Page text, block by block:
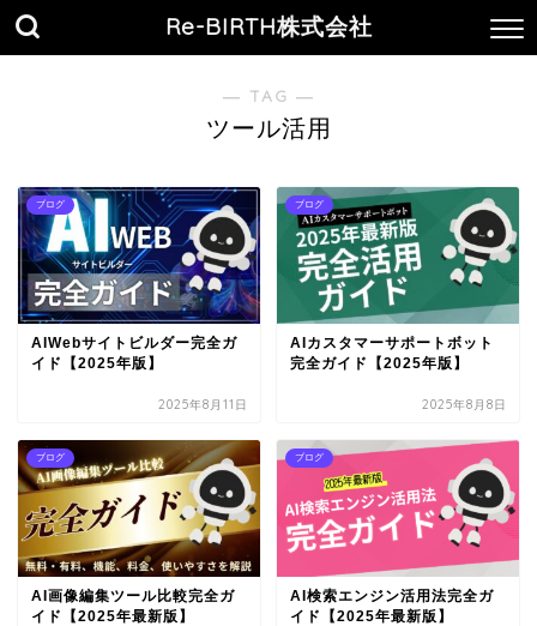
Re-BIRTH株式会社
― TAG ―
ツール活用
ブログ
AIWebサイトビルダー完全ガ
イド【2025年版】
2025年8月11日
ブログ
AIカスタマーサポートボット
完全ガイド【2025年版】
2025年8月8日
ブログ
AI画像編集ツール比較完全ガ
イド【2025年最新版】
ブログ
AI検索エンジン活用法完全ガ
イド【2025年最新版】